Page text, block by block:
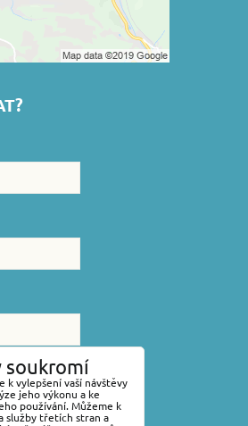
soukromí
k vylepšení vaší návštěvy
jeho výkonu a ke
používání. Můžeme k
služby třetích stran a